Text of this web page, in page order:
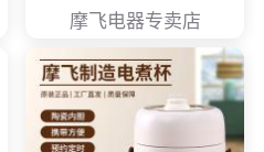
摩飞电器专卖店